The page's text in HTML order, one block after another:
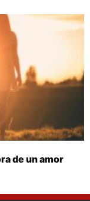
de un amor